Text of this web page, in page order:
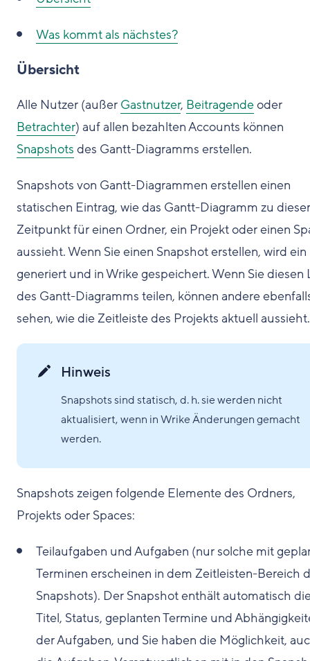
Was kommt als nächstes?
Übersicht
Alle Nutzer (außer Gastnutzer, Beitragendeoder
Betrachter) auf allen bezahlten Accounts können
Snapshots des Gantt-Diagramms erstellen.
Snapshots von Gantt-Diagrammen erstellen einen
statischen Eintrag, wie das Gantt-Diagramm zu
Zeitpunkt für einen Ordner, ein Projekt oder einen
aussieht. Wenn Sie einen Snapshot erstellen, wird ein
generiert und in Wrike gespeichert. Wenn Sie diesen
des Gantt-Diagramms teilen, können andere
sehen, wie die Zeitleiste des Projekts aktuell aussieht.
Hinweis
Snapshots sind statisch, d. h. sie werden nicht
aktualisiert, wenn in Wrike Änderungen gemacht
werden.
Snapshots zeigen folgende Elemente des Ordners,
Projekts oder Spaces:
Teilaufgaben und Aufgaben (nur solche mit
Terminen erscheinen in dem Zeitleisten-Bereich
Snapshots). Der Snapshot enthält automatisch
Titel, Status, geplanten Termine und
der Aufgaben, und Sie haben die Möglichkeit,